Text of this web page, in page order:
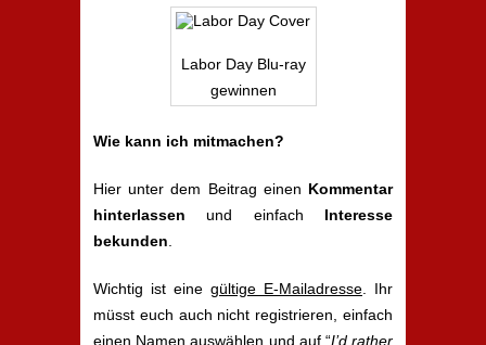
Labor Day Blu-ray
gewinnen
Wie kann ich mitmachen?
Hier unter dem Beitrag einen Kommentar
hinterlassenund einfach Interesse
bekunden
Wichtig ist eine gültige E-Mailadresse . Ihr
müsst euch auch nicht registrieren, einfach
einen Namen auswählen und auf “I’d rather